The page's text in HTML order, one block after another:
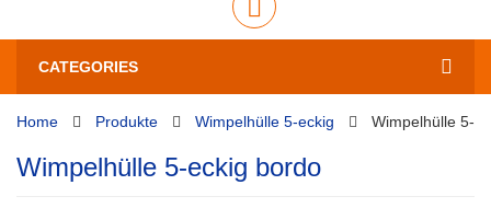
CATEGORIES
Home Produkte Wimpelhülle 5-eckig Wimpelhülle 5-
Wimpelhülle 5-eckig bordo